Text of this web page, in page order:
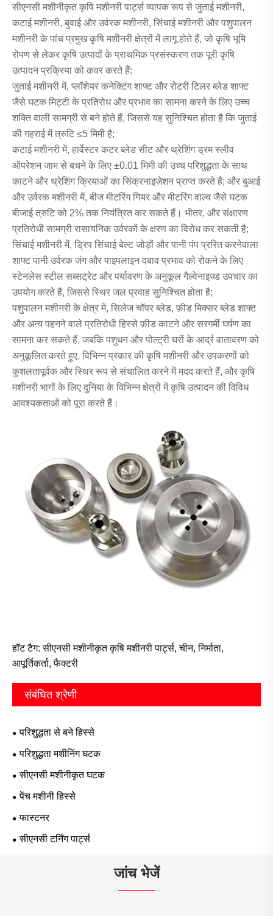
सीएनसी मशीनीकृत कृषि मशीनरी पार्ट्स व्यापक रूप से जुताई मशीनरी,
कटाई मशीनरी, बुवाई और उर्वरक मशीनरी, सिंचाई मशीनरी और पशुपालन
मशीनरी के पांच प्रमुख कृषि मशीनरी क्षेत्रों में लागू होते हैं, जो कृषि भूमि
रोपण से लेकर कृषि उत्पादों के प्राथमिक प्रसंस्करण तक पूरी कृषि
उत्पादन प्रक्रिया को कवर करते हैं:
जुताई मशीनरी में, प्लॉशेयर कनेक्टिंग शाफ्ट और रोटरी टिलर ब्लेड शाफ्ट
जैसे घटक मिट्टी के प्रतिरोध और प्रभाव का सामना करने के लिए उच्च
शक्ति वाली सामग्री से बने होते हैं, जिससे यह सुनिश्चित होता है कि जुताई
की गहराई में त्रुटि ≤5 मिमी है;
कटाई मशीनरी में, हार्वेस्टर कटर ब्लेड सीट और थ्रेशिंग ड्रम स्लीव
ऑपरेशन जाम से बचने के लिए ±0.01 मिमी की उच्च परिशुद्धता के साथ
काटने और थ्रेशिंग क्रियाओं का सिंक्रनाइज़ेशन प्राप्त करते हैं; और बुआई
और उर्वरक मशीनरी में, बीज मीटरिंग गियर और मीटरिंग वाल्व जैसे घटक
बीजाई त्रुटि को 2% तक नियंत्रित कर सकते हैं। भीतर, और संक्षारण
प्रतिरोधी सामग्री रासायनिक उर्वरकों के क्षरण का विरोध कर सकती है;
सिंचाई मशीनरी में, ड्रिप सिंचाई बेल्ट जोड़ों और पानी पंप प्ररित करनेवाला
शाफ्ट पानी उर्वरक जंग और पाइपलाइन दबाव प्रभाव को रोकने के लिए
स्टेनलेस स्टील सब्सट्रेट और पर्यावरण के अनुकूल गैल्वेनाइज्ड उपचार का
उपयोग करते हैं, जिससे स्थिर जल प्रवाह सुनिश्चित होता है;
पशुपालन मशीनरी के क्षेत्र में, सिलेज चॉपर ब्लेड, फ़ीड मिक्सर ब्लेड शाफ्ट
और अन्य पहनने वाले प्रतिरोधी हिस्से फ़ीड काटने और सरगर्मी घर्षण का
सामना कर सकते हैं, जबकि पशुधन और पोल्ट्री घरों के आर्द्र वातावरण को
अनुकूलित करते हुए, विभिन्न प्रकार की कृषि मशीनरी और उपकरणों को
कुशलतापूर्वक और स्थिर रूप से संचालित करने में मदद करते हैं, और कृषि
मशीनरी भागों के लिए दुनिया के विभिन्न क्षेत्रों में कृषि उत्पादन की विविध
आवश्यकताओं को पूरा करते हैं।
हॉट टैग: सीएनसी मशीनीकृत कृषि मशीनरी पार्ट्स, चीन, निर्माता,
आपूर्तिकर्ता, फैक्टरी
संबंधित श्रेणी
परिशुद्धता से बने हिस्से
परिशुद्धता मशीनिंग घटक
सीएनसी मशीनीकृत घटक
पेंच मशीनी हिस्से
फास्टनर
सीएनसी टर्निंग पार्ट्स
जांच भेजें